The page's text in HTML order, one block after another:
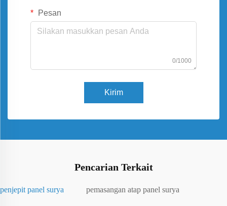
Pesan
0/1000
Kirim
Pencarian Terkait
penjepit panel surya pemasangan atap panel surya